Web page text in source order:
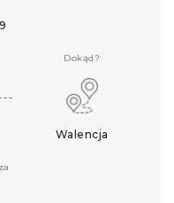
Dokąd?
Walencja